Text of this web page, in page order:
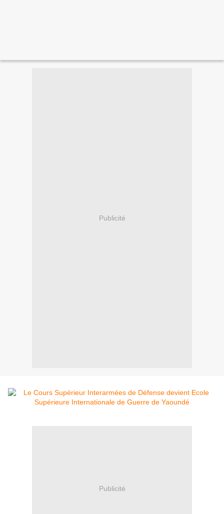
Publicité
Publicité